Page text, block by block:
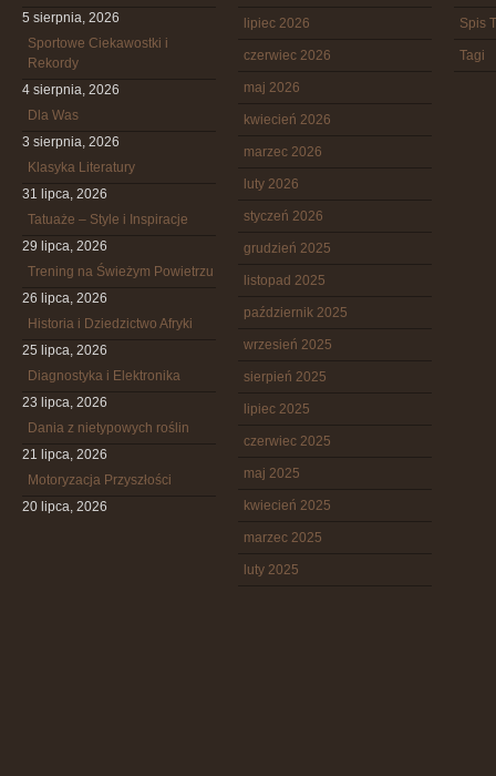
5 sierpnia, 2026
Sportowe Ciekawostki i
Rekordy
4 sierpnia, 2026
Dla Was
3 sierpnia, 2026
Klasyka Literatury
31 lipca, 2026
Tatuaże – Style i Inspiracje
29 lipca, 2026
Trening na Świeżym Powietrzu
26 lipca, 2026
Historia i Dziedzictwo Afryki
25 lipca, 2026
Diagnostyka i Elektronika
23 lipca, 2026
Dania z nietypowych roślin
21 lipca, 2026
Motoryzacja Przyszłości
20 lipca, 2026
lipiec 2026
czerwiec 2026
maj 2026
kwiecień 2026
marzec 2026
luty 2026
styczeń 2026
grudzień 2025
listopad 2025
październik 2025
wrzesień 2025
sierpień 2025
lipiec 2025
czerwiec 2025
maj 2025
kwiecień 2025
marzec 2025
luty 2025
Spis
Tagi